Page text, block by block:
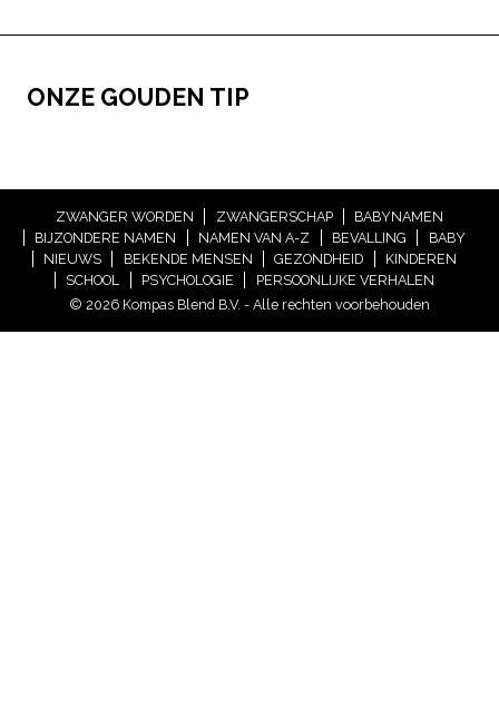
ONZE GOUDEN TIP
ZWANGER WORDEN ZWANGERSCHAP
BABYNAMEN
BIJZONDERE NAMEN
NAMEN VAN A-Z BEVALLING
BABY
NIEUWS
BEKENDE MENSEN GEZONDHEID
KINDEREN
SCHOOL
PSYCHOLOGIE
PERSOONLIJKE VERHALEN
© 2026 Kompas Blend B.V. - Alle rechten voorbehouden